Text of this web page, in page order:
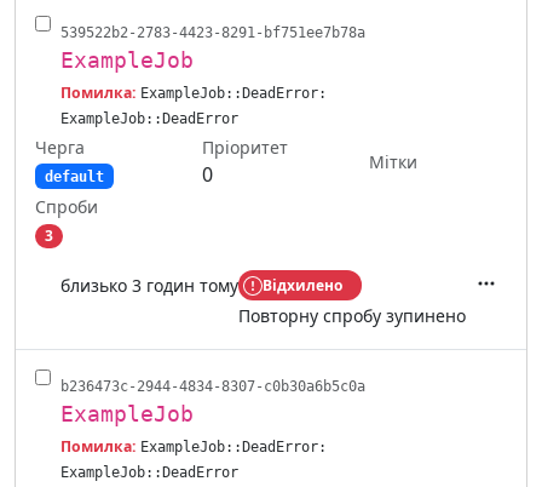
539522b2-2783-4423-8291-bf751ee7b78a
ExampleJob
Помилка: ExampleJob::DeadError:
ExampleJob::DeadError
Черга
default
Пріоритет
0
Мітки
Спроби
3
близько 3 годин тому Відхилено
Повторну спробу зупинено
b236473c-2944-4834-8307-c0b30a6b5c0a
ExampleJob
Помилка: ExampleJob::DeadError:
ExampleJob::DeadError